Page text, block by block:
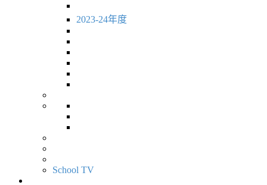
2023-24年度
School TV